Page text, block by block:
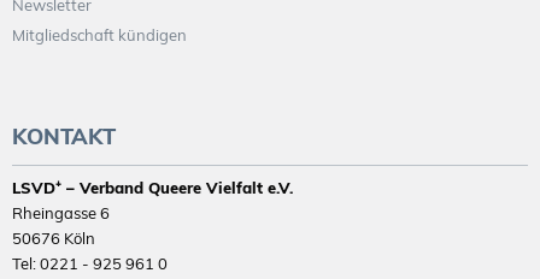
Newsletter
Mitgliedschaft kündigen
KONTAKT
LSVD⁺ – Verband Queere Vielfalt e.V.
Rheingasse 6
50676 Köln
Tel: 0221 - 925 961 0